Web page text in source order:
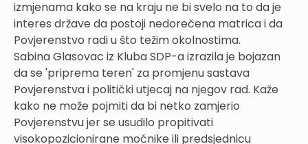
izmjenama kako se na kraju ne bi svelo na to da je
interes države da postoji nedorečena matrica i da
Povjerenstvo radi u što težim okolnostima.
Sabina Glasovac iz Kluba SDP-a izrazila je bojazan
da se 'priprema teren' za promjenu sastava
Povjerenstva i politički utjecaj na njegov rad. Kaže
kako ne može pojmiti da bi netko zamjerio
Povjerenstvu jer se usudilo propitivati
visokopozicionirane moćnike ili predsjednicu